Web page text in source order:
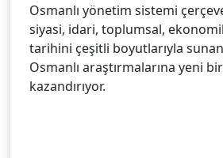
Osmanlı yönetim sistemi
siyasi, idari, toplumsal,
tarihini çeşitli boyutlarıyla
Osmanlı araştırmalarına yeni
kazandırıyor.